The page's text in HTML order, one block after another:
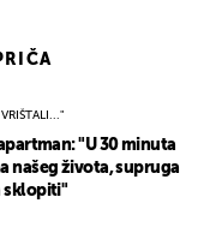
"U 30 minuta
našeg života, supruga
sklopiti"